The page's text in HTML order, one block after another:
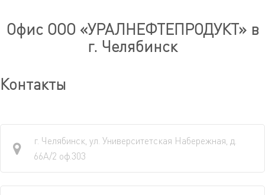
Офис ООО «УРАЛНЕФТЕПРОДУКТ» в
г. Челябинск
Контакты
г. Челябинск, ул. Университетская Набережная, д.
66А/2 оф.303